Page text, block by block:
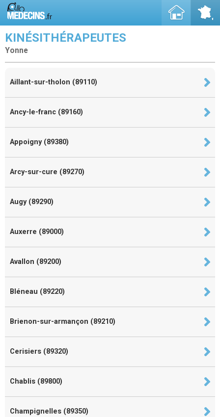
KINÉSITHÉRAPEUTES
Yonne
Aillant-sur-tholon (89110)
Ancy-le-franc (89160)
Appoigny (89380)
Arcy-sur-cure (89270)
Augy (89290)
Auxerre (89000)
Avallon (89200)
Bléneau (89220)
Brienon-sur-armançon (89210)
Cerisiers (89320)
Chablis (89800)
Champignelles (89350)